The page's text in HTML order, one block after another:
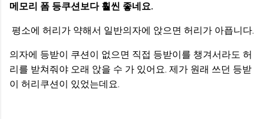
메모리 폼 등쿠션보다 훨씬 좋네요.
평소에 허리가 약해서 일반의자에 앉으면 허리가 아픕니다.
의자에 등받이 쿠션이 없으면 직접 등받이를 챙겨서라도 허
리를 받쳐줘야 오래 앉을 수 가 있어요. 제가 원래 쓰던 등받
이 허리쿠션이 있었는데요.